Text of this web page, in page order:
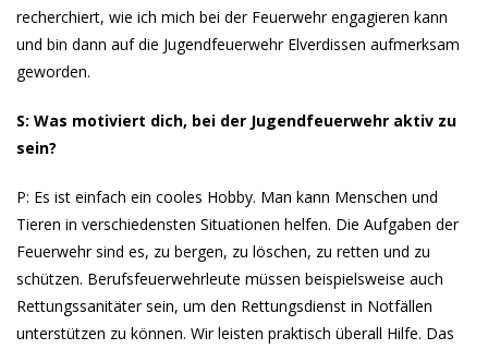
recherchiert, wie ich mich bei der Feuerwehr engagieren kann
und bin dann auf die Jugendfeuerwehr Elverdissen aufmerksam
geworden.
S: Was motiviert dich, bei der Jugendfeuerwehr aktiv zu
sein?
P: Es ist einfach ein cooles Hobby. Man kann Menschen und
Tieren in verschiedensten Situationen helfen. Die Aufgaben der
Feuerwehr sind es, zu bergen, zu löschen, zu retten und zu
schützen. Berufsfeuerwehrleute müssen beispielsweise auch
Rettungssanitäter sein, um den Rettungsdienst in Notfällen
unterstützen zu können. Wir leisten praktisch überall Hilfe. Das